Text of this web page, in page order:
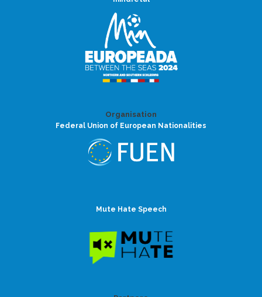
Organisation
Federal Union of European Nationalities
Mute Hate Speech